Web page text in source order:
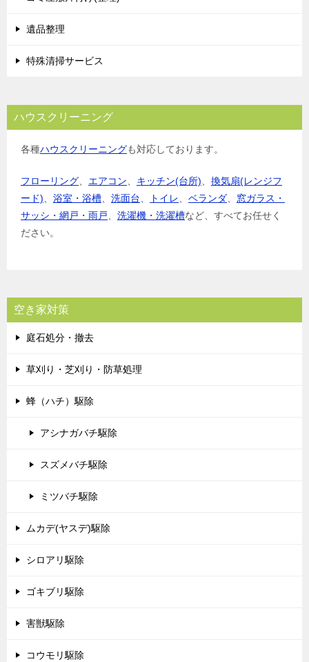
遺品整理
特殊清掃サービス
ハウスクリーニング
各種ハウスクリーニングも対応しております。
フローリング、 エアコン、 キッチン(台所)、 換気扇(レンジフ
ード)、 浴室・浴槽、 洗面台、 トイレ、 ベランダ、 窓ガラス・
サッシ・網戸・雨戸、 洗濯機・洗濯槽など、すべてお任せく
ださい。
空き家対策
庭石処分・撤去
草刈り・芝刈り・防草処理
蜂（ハチ）駆除
アシナガバチ駆除
スズメバチ駆除
ミツバチ駆除
ムカデ(ヤスデ)駆除
シロアリ駆除
ゴキブリ駆除
害獣駆除
コウモリ駆除